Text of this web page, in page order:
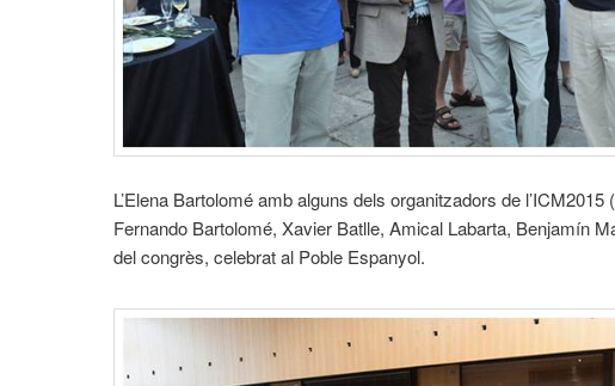
L’Elena Bartolomé amb alguns dels organitzadors de l’ICM2015
Fernando Bartolomé, Xavier Batlle, Amical Labarta, Benjamín
del congrès, celebrat al Poble Espanyol.